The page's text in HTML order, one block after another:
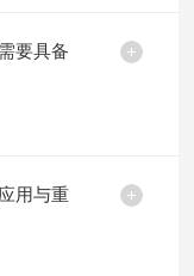
要具备
用与重